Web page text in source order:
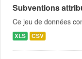
Subventions
Ce jeu de données
XLS CSV